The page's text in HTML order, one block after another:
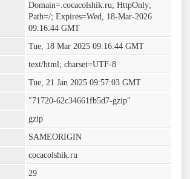
Domain=.cocacolshik.ru; HttpOnly;
Path=/; Expires=Wed, 18-Mar-2026
09:16:44 GMT
Tue, 18 Mar 2025 09:16:44 GMT
text/html; charset=UTF-8
Tue, 21 Jan 2025 09:57:03 GMT
"71720-62c34661fb5d7-gzip"
gzip
SAMEORIGIN
cocacolshik.ru
29